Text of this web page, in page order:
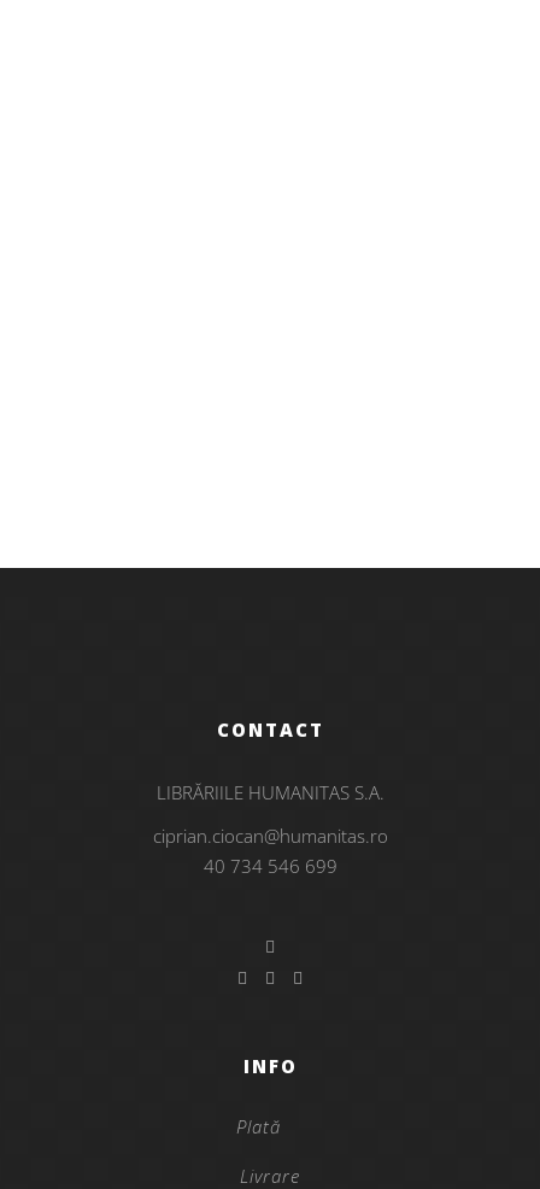
CONTACT
LIBRĂRIILE HUMANITAS S.A.
ciprian.ciocan@humanitas.ro
40 734 546 699
INFO
Plată
Livrare